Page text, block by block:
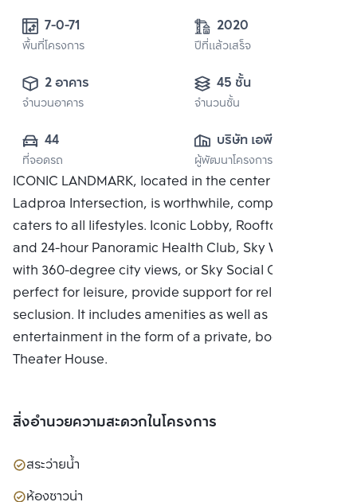
7-0-71
พื้นที่โครงการ
2020
ปีที่แล้วเสร็จ
2 อาคาร
จำนวนอาคาร
45 ชั้น
จำนวนชั้น
44
ที่จอดรถ
บริษัท เอพี (รัช
โยธิน) จำกัด
ผู้พัฒนาโครงการ
ICONIC LANDMARK, located in the center of the
Ladproa Intersection, is worthwhile, complete, and
caters to all lifestyles. Iconic Lobby, Rooftop Facilities
and 24-hour Panoramic Health Club, Sky Work Space
with 360-degree city views, or Sky Social Club,
perfect for leisure, provide support for relaxing in
seclusion. It includes amenities as well as
entertainment in the form of a private, bookable
Theater House.
สิ่งอำนวยความสะดวกในโครงการ
สระว่ายน้ำ
ห้องซาวน่า